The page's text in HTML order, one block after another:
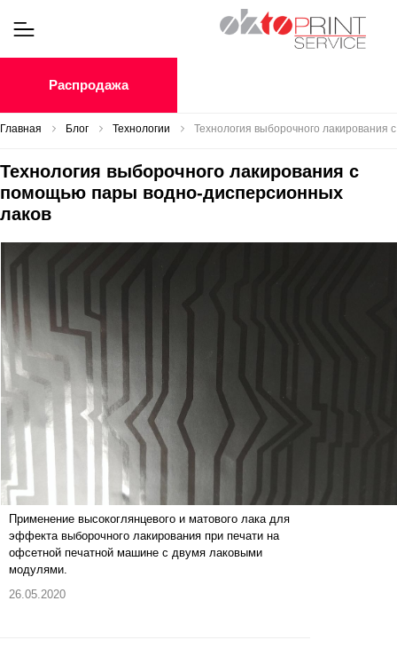
Распродажа
Главная Блог Технологии Технология выборочного
Технология выборочного лакирования с
помощью пары водно-дисперсионных
лаков
Применение высокоглянцевого и матового лака для
эффекта выборочного лакирования при печати на
офсетной печатной машине с двумя лаковыми
модулями.
26.05.2020